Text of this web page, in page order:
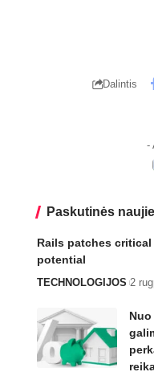
Dalintis
-
Paskutinės
Rails patches
potential
TECHNOLOGIJOS 2